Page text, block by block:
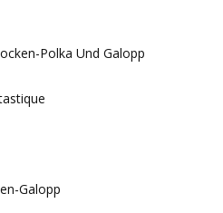
Polka Und Galopp
Galopp